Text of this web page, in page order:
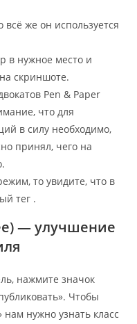
же он используется
в нужное место и
скриншоте.
Pen & Paper
что для
в силу необходимо,
принял, чего на
то увидите, что в
тег .
— улучшение
нажмите значок
Чтобы
нужно узнать класс